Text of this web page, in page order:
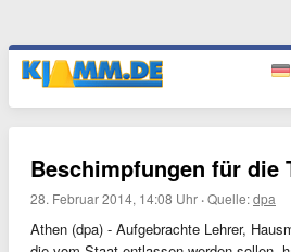
Beschimpfungen für die
28. Februar 2014, 14:08 Uhr ·Quelle:dpa
Athen (dpa) - Aufgebrachte Lehrer,